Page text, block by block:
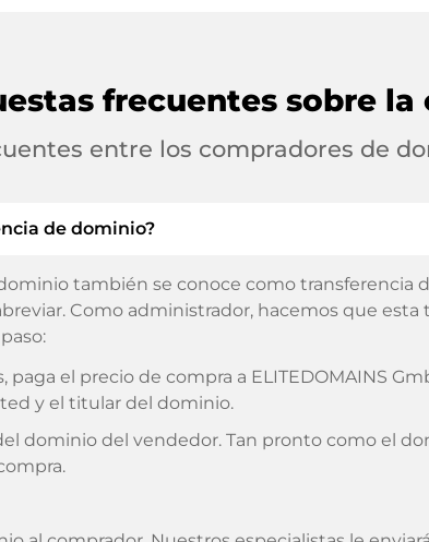
frecuentes sobre
entre los compradores de
de dominio?
también se conoce como
Como administrador, hacemos que esta
paga el precio de compra a ELITEDOMAINS
y el titular del dominio.
dominio del vendedor. Tan pronto como el